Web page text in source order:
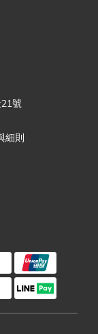
號
細則